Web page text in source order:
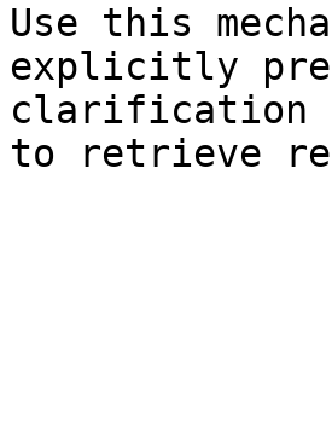
Use this
explicitly
clarification